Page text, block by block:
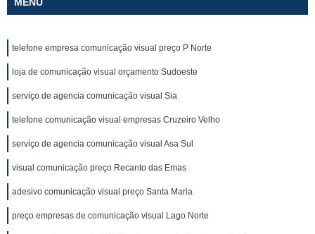
telefone empresa comunicação visual preço P Norte
loja de comunicação visual orçamento Sudoeste
serviço de agencia comunicação visual Sia
telefone comunicação visual empresas Cruzeiro Velho
serviço de agencia comunicação visual Asa Sul
visual comunicação preço Recanto das Emas
adesivo comunicação visual preço Santa Maria
preço empresas de comunicação visual Lago Norte